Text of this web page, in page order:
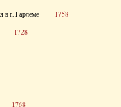
в г. Гарлеме 1758
1728
1768